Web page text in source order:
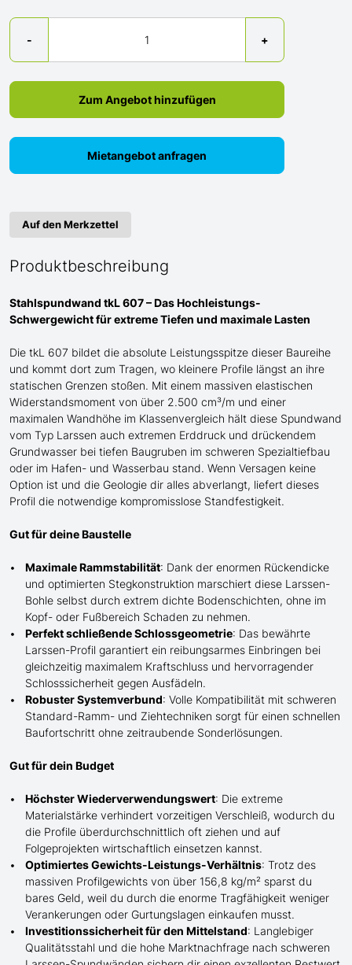
-
Menge
+
Zum Angebot hinzufügen
Mietangebot anfragen
Auf den Merkzettel
Produktbeschreibung
Stahlspundwand tkL 607 – Das Hochleistungs-
Schwergewicht für extreme Tiefen und maximale Lasten
Die tkL 607 bildet die absolute Leistungsspitze dieser Baureihe
und kommt dort zum Tragen, wo kleinere Profile längst an ihre
statischen Grenzen stoßen. Mit einem massiven elastischen
Widerstandsmoment von über 2.500 cm³/m und einer
maximalen Wandhöhe im Klassenvergleich hält diese Spundwand
vom Typ Larssen auch extremen Erddruck und drückendem
Grundwasser bei tiefen Baugruben im schweren Spezialtiefbau
oder im Hafen- und Wasserbau stand. Wenn Versagen keine
Option ist und die Geologie dir alles abverlangt, liefert dieses
Profil die notwendige kompromisslose Standfestigkeit.
Gut für deine Baustelle
Maximale Rammstabilität: Dank der enormen Rückendicke
und optimierten Stegkonstruktion marschiert diese Larssen-
Bohle selbst durch extrem dichte Bodenschichten, ohne im
Kopf- oder Fußbereich Schaden zu nehmen.
Perfekt schließende Schlossgeometrie: Das bewährte
Larssen-Profil garantiert ein reibungsarmes Einbringen bei
gleichzeitig maximalem Kraftschluss und hervorragender
Schlosssicherheit gegen Ausfädeln.
Robuster Systemverbund: Volle Kompatibilität mit schweren
Standard-Ramm- und Ziehtechniken sorgt für einen schnellen
Baufortschritt ohne zeitraubende Sonderlösungen.
Gut für dein Budget
Höchster Wiederverwendungswert: Die extreme
Materialstärke verhindert vorzeitigen Verschleiß, wodurch du
die Profile überdurchschnittlich oft ziehen und auf
Folgeprojekten wirtschaftlich einsetzen kannst.
Optimiertes Gewichts-Leistungs-Verhältnis: Trotz des
massiven Profilgewichts von über 156,8 kg/m² sparst du
bares Geld, weil du durch die enorme Tragfähigkeit weniger
Verankerungen oder Gurtungslagen einkaufen musst.
Investitionssicherheit für den Mittelstand: Langlebiger
Qualitätsstahl und die hohe Marktnachfrage nach schweren